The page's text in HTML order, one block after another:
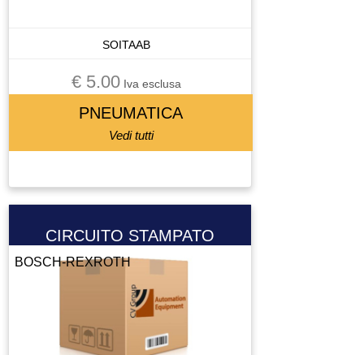
DISSUASORE DI GRAVITà
DOMOTICA
ELETTROMANDRINO
ELETTROVALVOLA VALVOLA
ENCODER
ESTRUSORE
FERRITE TORROIDALE
FRIZIONE
FUSIBILE
SOITAAB
€ 5.00Iva esclusa
PNEUMATICA
Vedi tutti
CIRCUITO STAMPATO
BOSCH-REXROTH